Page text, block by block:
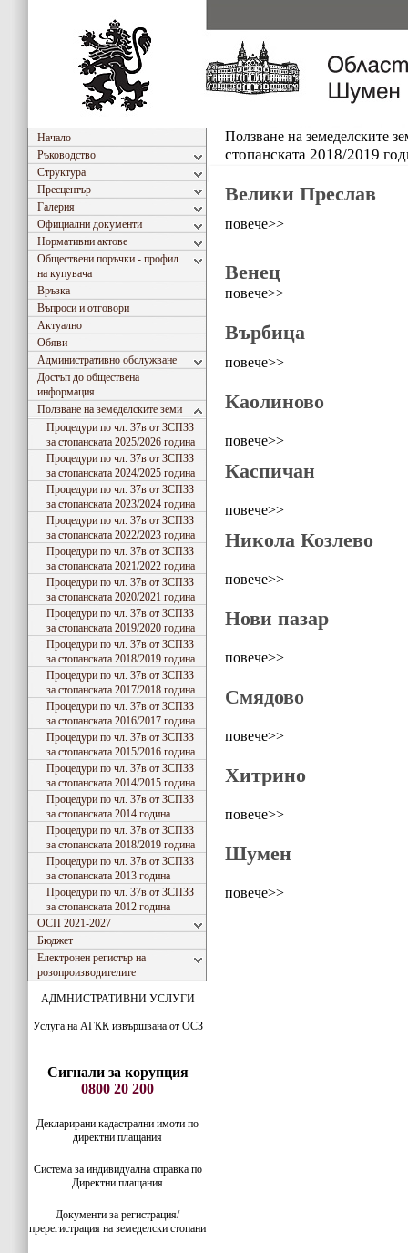
Начало
Ръководство
Структура
Пресцентър
Галерия
Официални документи
Нормативни актове
Обществени поръчки - профил
на купувача
Връзка
Въпроси и отговори
Актуално
Обяви
Административно обслужване
Достъп до обществена
информация
Ползване на земеделските земи
Процедури по чл. 37в от ЗСПЗЗ
за стопанската 2025/2026 година
Процедури по чл. 37в от ЗСПЗЗ
за стопанската 2024/2025 година
Процедури по чл. 37в от ЗСПЗЗ
за стопанската 2023/2024 година
Процедури по чл. 37в от ЗСПЗЗ
за стопанската 2022/2023 година
Процедури по чл. 37в от ЗСПЗЗ
за стопанската 2021/2022 година
Процедури по чл. 37в от ЗСПЗЗ
за стопанската 2020/2021 година
Процедури по чл. 37в от ЗСПЗЗ
за стопанската 2019/2020 година
Процедури по чл. 37в от ЗСПЗЗ
за стопанската 2018/2019 година
Процедури по чл. 37в от ЗСПЗЗ
за стопанската 2017/2018 година
Процедури по чл. 37в от ЗСПЗЗ
за стопанската 2016/2017 година
Процедури по чл. 37в от ЗСПЗЗ
за стопанската 2015/2016 година
Процедури по чл. 37в от ЗСПЗЗ
за стопанската 2014/2015 година
Процедури по чл. 37в от ЗСПЗЗ
за стопанската 2014 година
Процедури по чл. 37в от ЗСПЗЗ
за стопанската 2018/2019 година
Процедури по чл. 37в от ЗСПЗЗ
за стопанската 2013 година
Процедури по чл. 37в от ЗСПЗЗ
за стопанската 2012 година
ОСП 2021-2027
Бюджет
Електронен регистър на
розопроизводителите
АДМНИСТРАТИВНИ УСЛУГИ
Услуга на АГКК извършвана от ОСЗ
Сигнали за корупция
0800 20 200
Декларирани кадастрални имоти по
директни плащания
Система за индивидуaлна справка по
Директни плащания
Документи за регистрация/
пререгистрация на земеделски стопани
Ползване на земеделските
стопанската 2018/2019
Велики Преслав
повече>>
Венец
повече>>
Върбица
повече>>
Каолиново
повече>>
Каспичан
повече>>
Никола Козлево
повече>>
Нови пазар
повече>>
Смядово
повече>>
Хитрино
повече>>
Шумен
повече>>